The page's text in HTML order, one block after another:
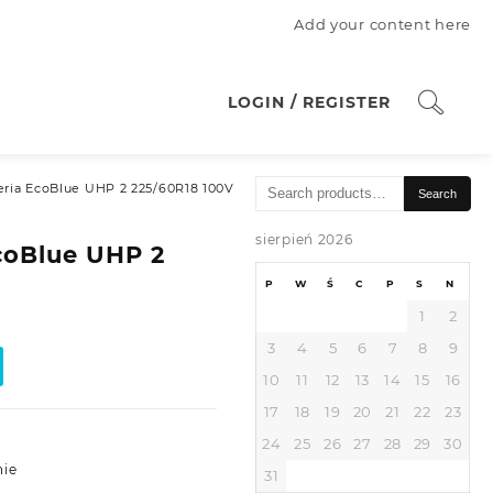
Add your content here
LOGIN / REGISTER
EcoBlue UHP 2 225/60R18 100V
UHP 2
Search
Search
sierpień 2026
P W Ś C P S N
1
2
3
4 5 6 7 8
9
10
11 12 13 14 15
16
17
18 19 20 21 22
23
24
25 26 27 28 29
30
31